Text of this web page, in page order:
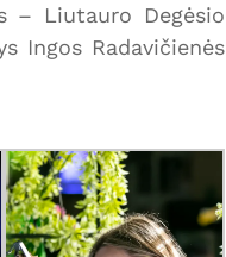
– Liutauro Degėsio
Ingos Radavičienės